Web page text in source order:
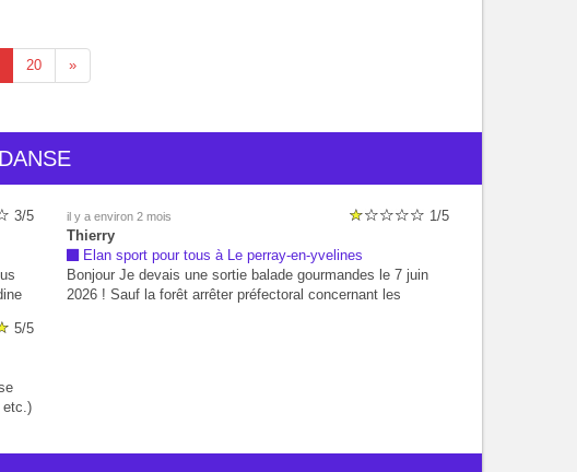
20 »
3/5
il y a environ 2 mois
1/5
Thierry
Elan sport pour tous à Le perray-en-yvelines
Bonjour Je devais une sortie balade gourmandes le 7 juin
2026 ! Sauf la forêt arrêter préfectoral concernant les
5/5
etc.)